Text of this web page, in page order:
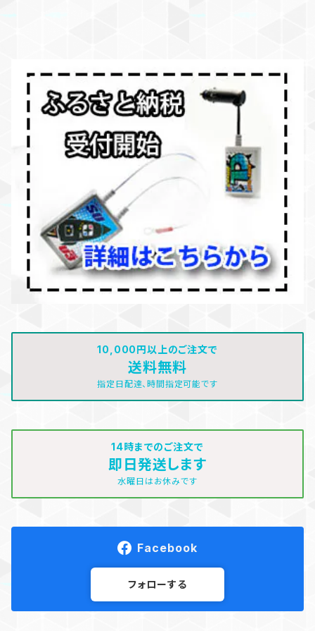
10,000円以上のご注文で
送料無料
指定日配達、時間指定可能です
14時までのご注文で
即日発送します
水曜日はお休みです
Facebook
フォローする